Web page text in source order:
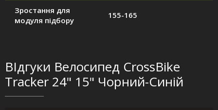
Зростання для
модуля підбору
155-165
ВІдгуки Велосипед CrossBike
Tracker 24" 15" Чорний-Синій